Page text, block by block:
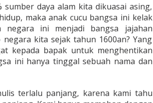
daya alam kita dikuasai asing,
maka anak cucu bangsa ini kelak
negara ini menjadi bangsa jajahan
kita sejak tahun 1600an? Yang
kepada bapak untuk menghentikan
ini hanya tinggal sebuah nama dan
terlalu panjang, karena kami tahu